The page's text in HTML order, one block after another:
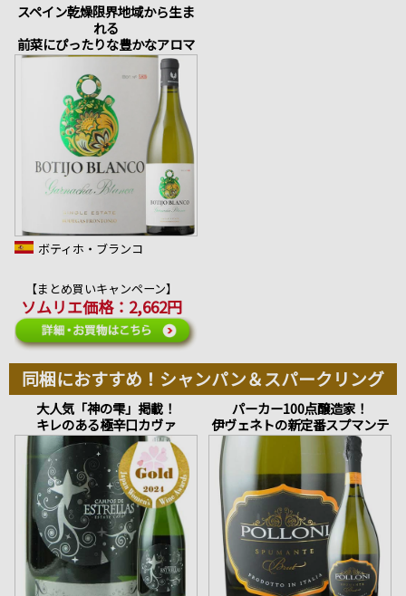
スペイン乾燥限界地域から生ま
れる
前菜にぴったりな豊かなアロマ
ボティホ・ブランコ
【まとめ買いキャンペーン】
ソムリエ価格：2,662円
同梱におすすめ！シャンパン＆スパークリング
大人気「神の雫」掲載！
キレのある極辛口カヴァ
パーカー100点醸造家！
伊ヴェネトの新定番スプマンテ